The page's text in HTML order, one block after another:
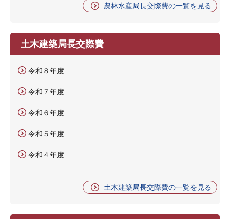
農林水産局長交際費の一覧を見る
土木建築局長交際費
令和８年度
令和７年度
令和６年度
令和５年度
令和４年度
土木建築局長交際費の一覧を見る